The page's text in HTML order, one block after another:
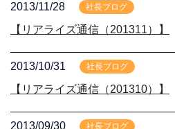
2013/11/28 社長ブログ
【リアライズ通信（201311）】
2013/10/31 社長ブログ
【リアライズ通信（201310）】
2013/09/30 社長ブログ